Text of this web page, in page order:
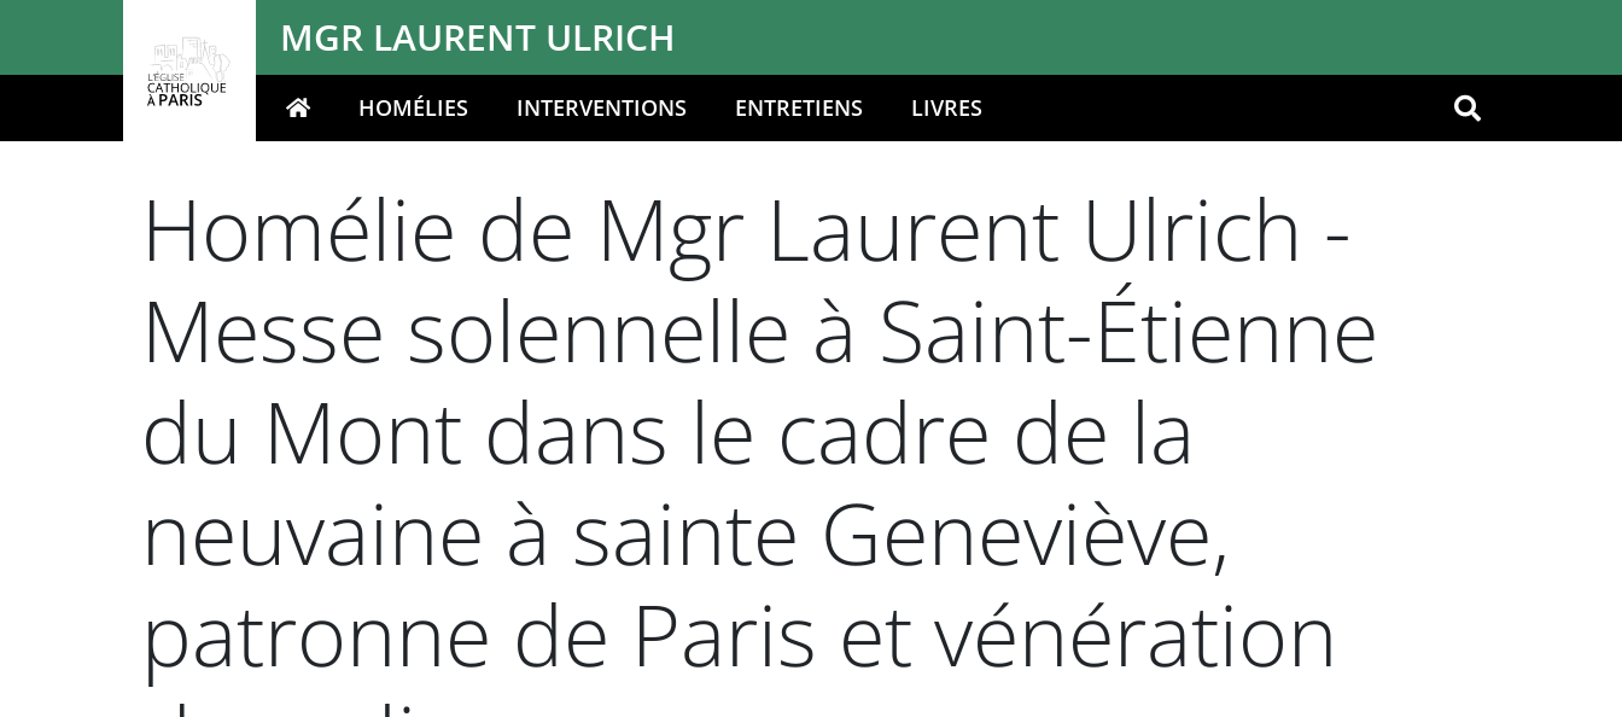
MGR LAURENT ULRICH
Votre recherche OK
HOMÉLIES INTERVENTIONS ENTRETIENS LIVRES
Homélie de Mgr Laurent Ulrich -
Messe solennelle à Saint-Étienne
du Mont dans le cadre de la
neuvaine à sainte Geneviève,
patronne de Paris et vénération